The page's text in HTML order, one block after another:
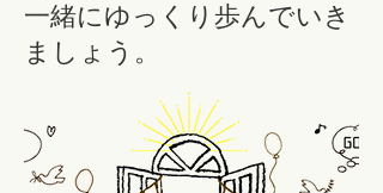
​一緒にゆっくり歩んでいき
ましょう。